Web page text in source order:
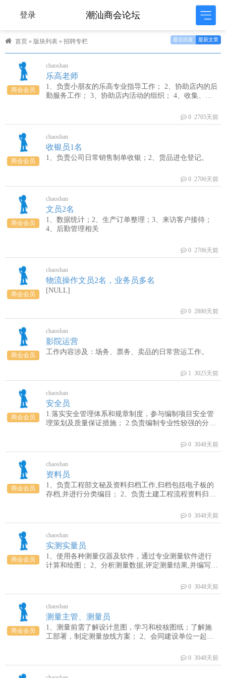
登录 潮汕商会论坛
首页 » 版块列表 » 招聘专栏 最后回复 最新文章
商会会员
chaoshan
乐高老师
1、负责小朋友的乐高专业指导工作； 2、协助店内的后
勤服务工作； 3、协助店内活动的组织； 4、收集、整
0 2705天前
商会会员
chaoshan
收银员1名
1、负责公司日常销售制单收银；2、货品进仓登记。
0 2706天前
商会会员
chaoshan
文员2名
1、数据统计；2、生产订单整理；3、来访客户接待；
4、后勤管理相关
0 2706天前
商会会员
chaoshan
物流操作文员2名，业务员多名
[NULL]
0 2880天前
商会会员
chaoshan
影院运营
工作内容涉及：场务、票务、卖品的日常营运工作。
1 3025天前
商会会员
chaoshan
安全员
1.落实安全管理体系和规章制度，参与编制项目安全管
理策划及质量保证措施； 2.负责编制专业性较强的分项
0 3048天前
商会会员
chaoshan
资料员
1、负责工程部文秘及资料归档工作,归档包括电子板的
存档,并进行分类编目； 2、负责土建工程流程资料归档,
项目日常形成的文件，来往资料整理后移交资料员归
档，基建工程视情况可以保留复印件；
0 3048天前
商会会员
chaoshan
实测实量员
1、使用各种测量仪器及软件，通过专业测量软件进行
计算和绘图； 2、分析测量数据,评定测量结果,并编写分
技术管理； 4、负责测量仪器设备设施的周检和维护。
0 3048天前
商会会员
chaoshan
测量主管、测量员
1、测量前需了解设计意图，学习和校核图纸；了解施
工部署，制定测量放线方案； 2、会同建设单位一起对
进行核定、校正，确保准确无误，正常使用； 0 3048天前